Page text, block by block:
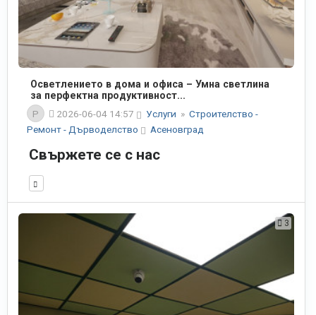
Осветлението в дома и офиса – Умна светлина
за перфектна продуктивност...
P
2026-06-04 14:57 Услуги » Строителство -
Ремонт - Дърводелство
Асеновград
Свържете се с нас
3